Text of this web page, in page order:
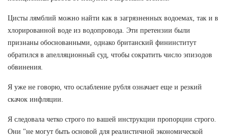
Цисты лямблий можно найти как в загрязненных водоемах, так и в
хлорированной воде из водопровода. Эти претензии были
признаны обоснованными, однако британский фининститут
обратился в апелляционный суд, чтобы сократить число эпизодов
обвинения.
Я уже не говорю, что ослабление рубля означает еще и резкий
скачок инфляции.
Я следовала четко строго по вашей инструкции пропорции строго.
Они "не могут быть основой для реалистичной экономической